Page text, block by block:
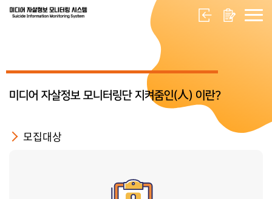
미디어 자살정보 모니터링단 지켜줌인(人) 이란?
모집대상